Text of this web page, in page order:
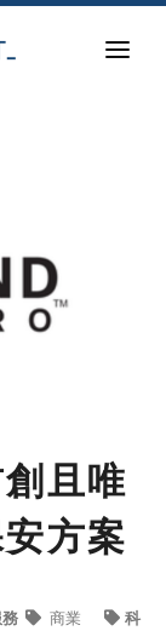
且唯
方案
商業 科